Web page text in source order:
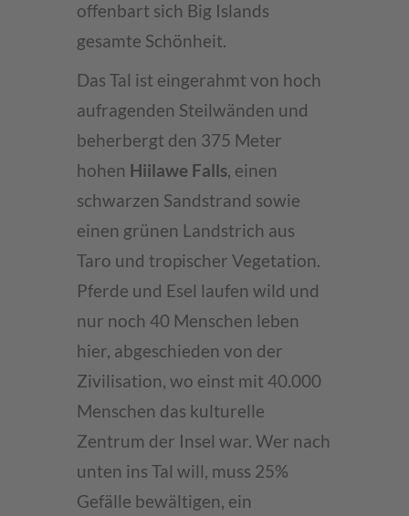
offenbart sich Big Islands
gesamte Schönheit.
Das Tal ist eingerahmt von hoch
aufragenden Steilwänden und
beherbergt den 375 Meter
hohen Hiilawe Falls, einen
schwarzen Sandstrand sowie
einen grünen Landstrich aus
Taro und tropischer Vegetation.
Pferde und Esel laufen wild und
nur noch 40 Menschen leben
hier, abgeschieden von der
Zivilisation, wo einst mit 40.000
Menschen das kulturelle
Zentrum der Insel war. Wer nach
unten ins Tal will, muss 25%
Gefälle bewältigen, ein